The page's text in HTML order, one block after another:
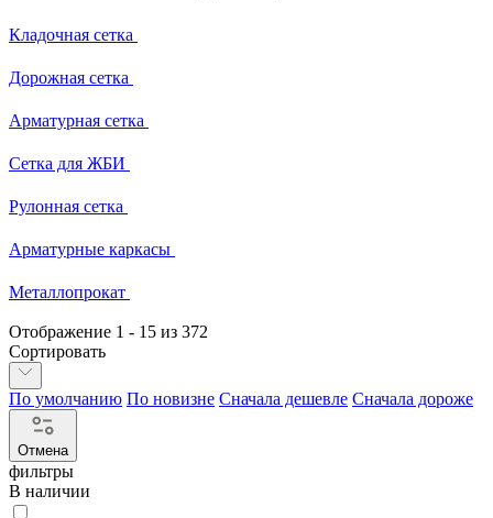
Кладочная сетка
Дорожная сетка
Арматурная сетка
Сетка для ЖБИ
Рулонная сетка
Арматурные каркасы
Металлопрокат
Отображение 1 - 15 из 372
Сортировать
По умолчанию По новизне Сначала дешевле Сначала дороже
Отмена
фильтры
В наличии